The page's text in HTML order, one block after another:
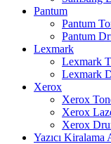
Pantum
Pantum
Pantum
Lexmark
Lexmark
Lexmark
Xerox
Xerox
Xerox
Xerox
Yazıcı Kiralama